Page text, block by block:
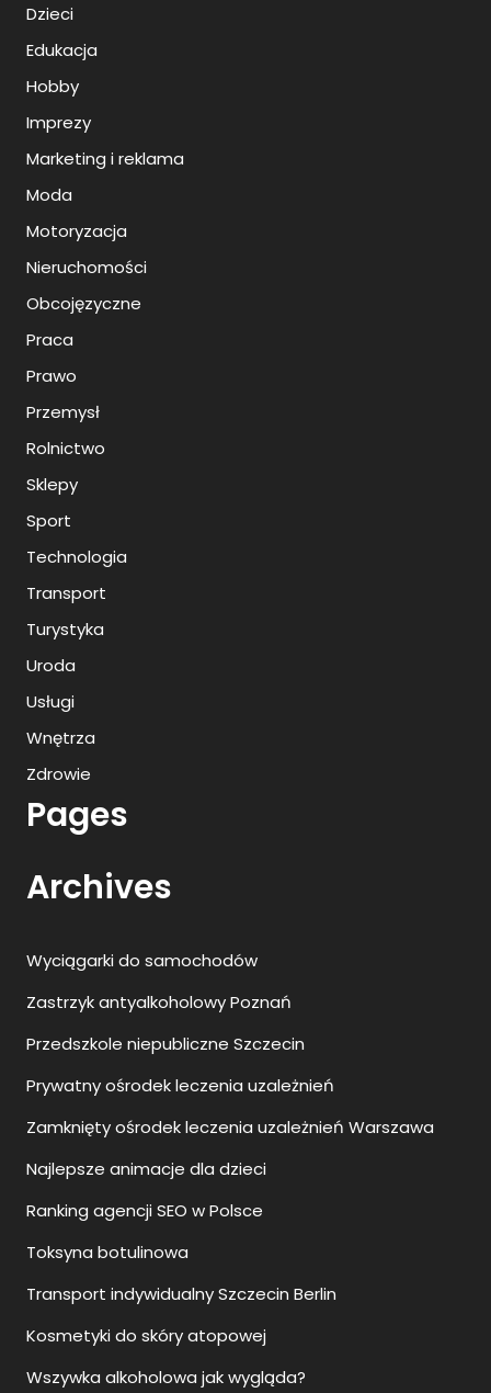
Dzieci
Edukacja
Hobby
Imprezy
Marketing i reklama
Moda
Motoryzacja
Nieruchomości
Obcojęzyczne
Praca
Prawo
Przemysł
Rolnictwo
Sklepy
Sport
Technologia
Transport
Turystyka
Uroda
Usługi
Wnętrza
Zdrowie
Pages
Archives
Wyciągarki do samochodów
Zastrzyk antyalkoholowy Poznań
Przedszkole niepubliczne Szczecin
Prywatny ośrodek leczenia uzależnień
Zamknięty ośrodek leczenia uzależnień Warszawa
Najlepsze animacje dla dzieci
Ranking agencji SEO w Polsce
Toksyna botulinowa
Transport indywidualny Szczecin Berlin
Kosmetyki do skóry atopowej
Wszywka alkoholowa jak wygląda?